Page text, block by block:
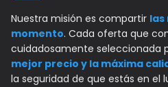
Nuestra misión es compartir
momento. Cada oferta que
cuidadosamente seleccionada
mejor precio y la máxima
la seguridad de que estás en el